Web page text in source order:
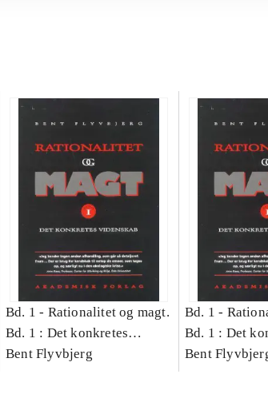
Bd. 1 - Rationalitet og magt.
Bd. 1 : Det konkretes
videnskab
Bent Flyvbjerg
Bd. 1 -
Bd. 1 : Det
videnskab
Bent